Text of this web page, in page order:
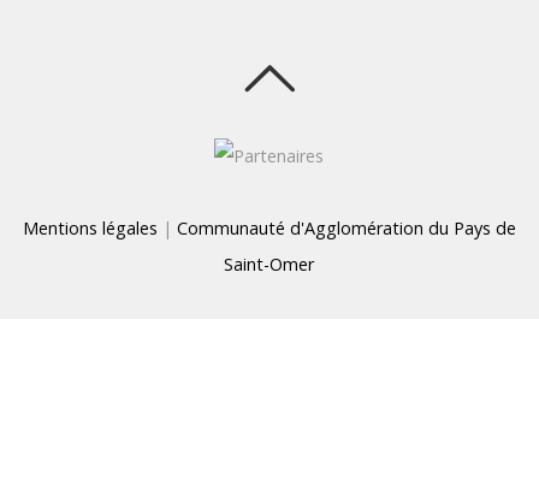
Mentions légales | Communauté d'Agglomération du Pays de
Saint-Omer